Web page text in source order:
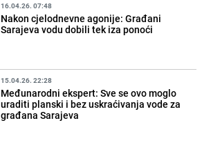
16.04.26. 07:48
Nakon cjelodnevne agonije: Građani
Sarajeva vodu dobili tek iza ponoći
15.04.26. 22:28
Međunarodni ekspert: Sve se ovo moglo
uraditi planski i bez uskraćivanja vode za
građana Sarajeva